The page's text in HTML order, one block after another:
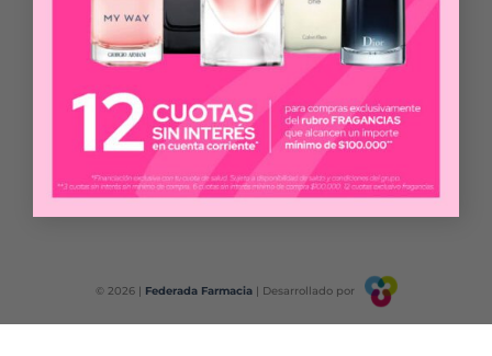
Arrepentimiento Última Compra
Si deseas cancelar tu última compra en nuestra
Tienda On Line, desde el botón de
arrepentimiento podrás solicitar la cancelación
inmediata de tu pedido.
DEFENSA DE LAS Y LOS CONSUMIDORES
Para reclamos ingreseAquí
© 2026 | Federada Farmacia| Desarrollado por